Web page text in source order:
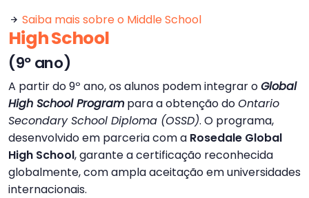
Saiba mais sobre o Middle School
High School
(9º ano)
A partir do 9º ano, os alunos podem integrar oGlobal
High School Programpara a obtenção doOntario
Secondary School Diploma (OSSD). O programa,
desenvolvido em parceria com a Rosedale Global
High School, garante a certificação reconhecida
globalmente, com ampla aceitação em universidades
internacionais.